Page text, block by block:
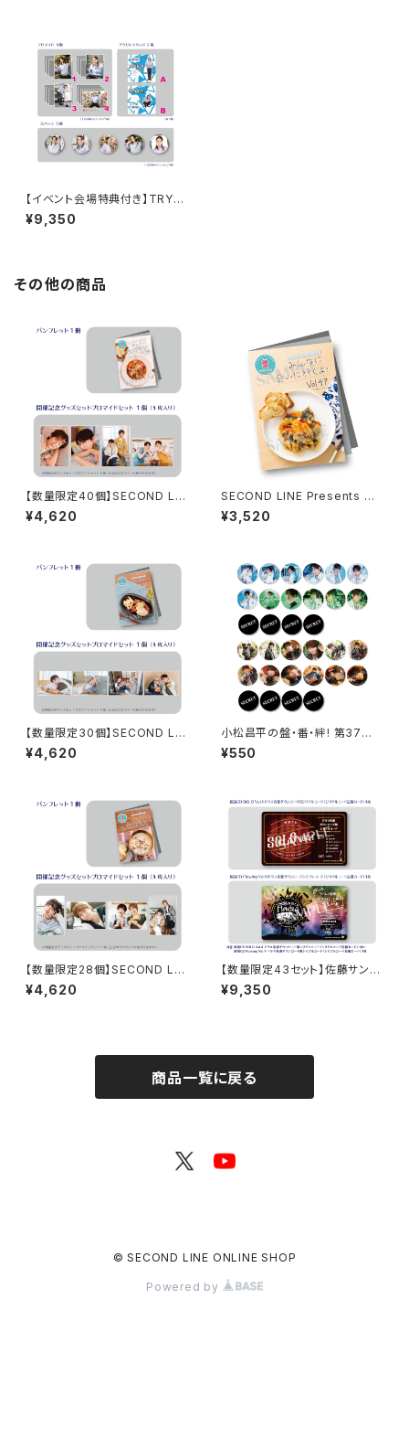
【イベント会場特典付き】TRY-
OUT! 第4回 大町知広さん柄
グッズセット
¥9,350
その他の商品
【数量限定40個】SECOND LIN
E Presents みんなに会いに行
くよ! 第48回 in 長野 開催記念
¥4,620
SECOND LINE Presents み
んなに会いに行くよ! 第47回 in
静岡 パンフレット
¥3,520
【数量限定30個】SECOND LIN
E Presents みんなに会いに行
くよ! 第49回 in 静岡 開催記念
¥4,620
小松昌平の盤・番・絆! 第37回、
第38回 缶バッジ ※ランダム
販売
¥550
【数量限定28個】SECOND LIN
E Presents みんなに会いに行
くよ! 第26回 in 静岡 開催記念
¥4,620
【数量限定43セット】佐藤サン、
もう1杯 Presents 佐藤サン、も
う1杯 公開録音イベント 2025.
¥9,350
商品一覧に戻る
© SECOND LINE ONLINE SHOP
Powered by